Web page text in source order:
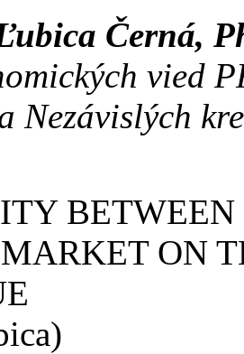
Černá,
vied
Nezávislých
ON